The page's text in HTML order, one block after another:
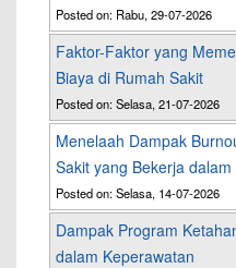
Posted on: Rabu, 29-07-2026
Faktor-Faktor yang
Biaya di Rumah Sakit
Posted on: Selasa, 21-07-2026
Menelaah Dampak
Sakit yang Bekerja
Posted on: Selasa, 14-07-2026
Dampak Program
dalam Keperawatan